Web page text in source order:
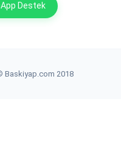
Destek
Baskiyap.com 2018